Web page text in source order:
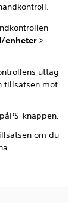
enheter >
uttag
tillsatsen mot
PS-knappen.
om du